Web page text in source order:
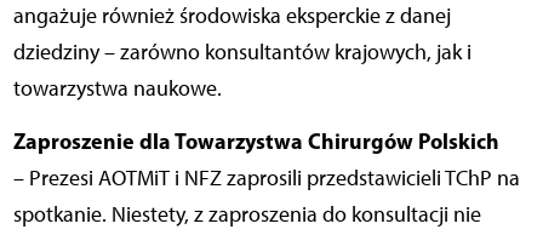
angażuje również środowiska eksperckie z danej
dziedziny – zarówno konsultantów krajowych, jak i
towarzystwa naukowe.
Zaproszenie dla Towarzystwa Chirurgów Polskich
– Prezesi AOTMiT i NFZ zaprosili przedstawicieli TChP na
spotkanie. Niestety, z zaproszenia do konsultacji nie